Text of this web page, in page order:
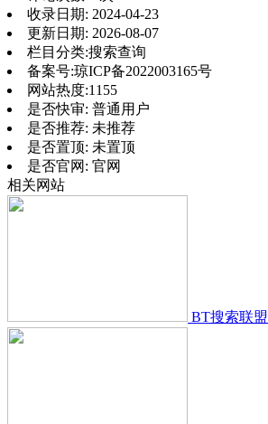
收录日期: 2024-04-23
更新日期: 2026-08-07
栏目分类:搜索查询
备案号:琼ICP备2022003165号
网站热度:1155
是否快审: 普通用户
是否推荐: 未推荐
是否置顶: 未置顶
是否官网: 官网
相关网站
BT搜索联盟